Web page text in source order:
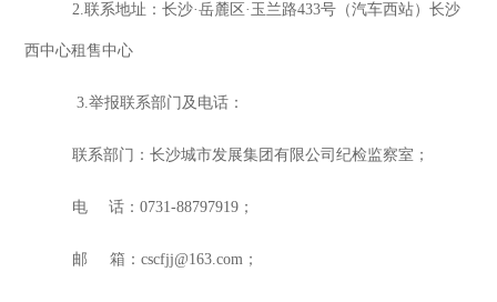
2.联系地址： 长沙·岳麓区·玉兰路433号（汽车西站）长沙
西中心租售中心
3.举报联系部门及电话：
联系部门：长沙城市发展集团有限公司纪检监察室；
电 话：0731-88797919；
邮 箱： cscfjj@163.com；